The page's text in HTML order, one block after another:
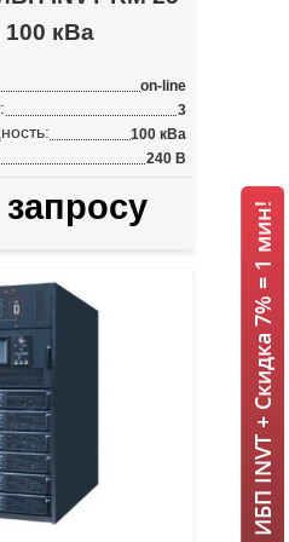
100 кВа
on-line
3
100 кВа
240 В
ИБП INVT + Скидка 7% = 1 мин!